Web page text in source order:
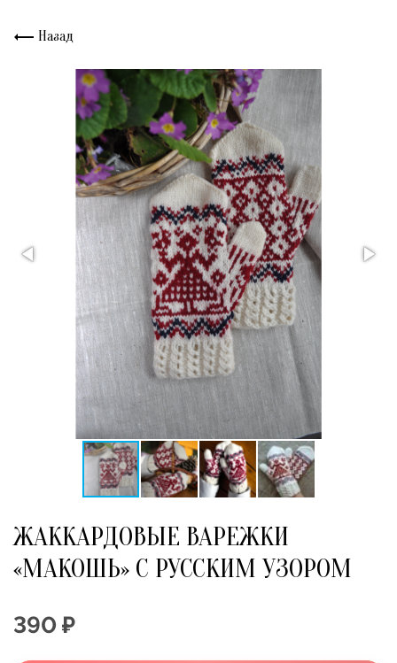
Назад
ЖАККАРДОВЫЕ ВАРЕЖКИ
«МАКОШЬ» С РУССКИМ УЗОРОМ
390 ₽